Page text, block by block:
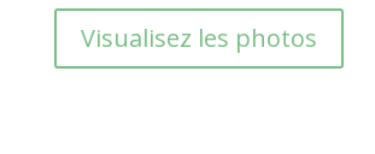
Visualisez les photos